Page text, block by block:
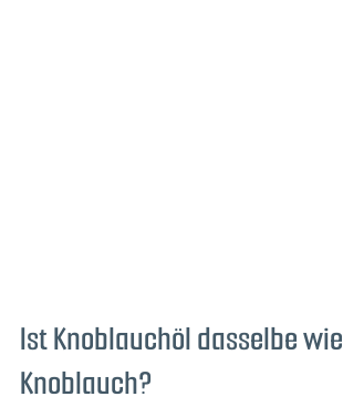
Ist Knoblauchöl dasselbe wie
Knoblauch?